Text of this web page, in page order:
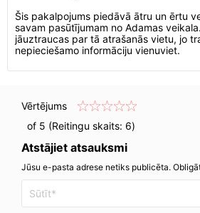
Šis pakalpojums piedāvā ātru un ērtu
savam pasūtījumam no Adamas
jāuztraucas par tā atrašanās vietu, jo
nepieciešamo informāciju vienuviet.
Vērtējums
of 5 (Reitingu skaits: 6)
Atstājiet atsauksmi
Jūsu e-pasta adrese netiks publicēta.